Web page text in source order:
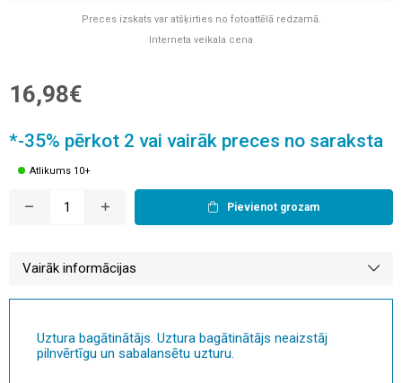
Preces izskats var atšķirties no fotoattēlā redzamā.
Interneta veikala cena
16,98€
*-35% pērkot 2 vai vairāk preces no saraksta
Atlikums 10+
Pievienot grozam
Vairāk informācijas
Uztura bagātinātājs. Uztura bagātinātājs neaizstāj
pilnvērtīgu un sabalansētu uzturu.